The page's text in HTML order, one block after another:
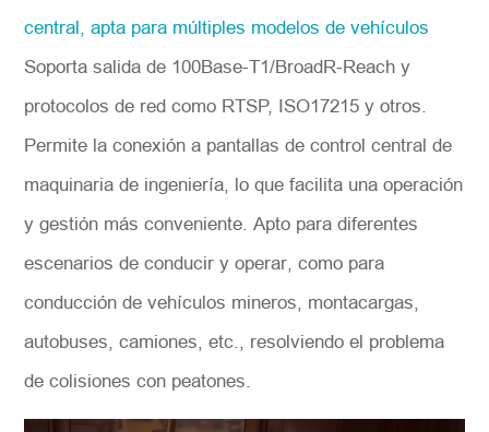
central, apta para múltiples modelos de vehículos
Soporta salida de 100Base-T1/BroadR-Reach y
protocolos de red como RTSP, ISO17215 y otros.
Permite la conexión a pantallas de control central de
maquinaria de ingeniería, lo que facilita una operación
y gestión más conveniente. Apto para diferentes
escenarios de conducir y operar, como para
conducción de vehículos mineros, montacargas,
autobuses, camiones, etc., resolviendo el problema
de colisiones con peatones.